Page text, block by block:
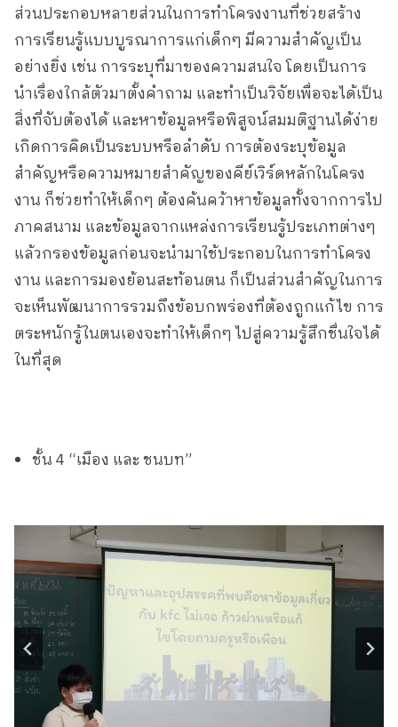
ส่วนประกอบหลายส่วนในการทำโครงงานที่ช่วยสร้าง
การเรียนรู้แบบบูรณาการแก่เด็กๆ มีความสำคัญเป็น
อย่างยิ่ง เช่น การระบุที่มาของความสนใจ โดยเป็นการ
นำเรื่องใกล้ตัวมาตั้งคำถาม และทำเป็นวิจัยเพื่อจะได้เป็น
สิ่งที่จับต้องได้ และหาข้อมูลหรือพิสูจน์สมมติฐานได้ง่าย
เกิดการคิดเป็นระบบหรือลำดับ การต้องระบุข้อมูล
สำคัญหรือความหมายสำคัญของคีย์เวิร์ดหลักในโครง
งาน ก็ช่วยทำให้เด็กๆ ต้องค้นคว้าหาข้อมูลทั้งจากการไป
ภาคสนาม และข้อมูลจากแหล่งการเรียนรู้ประเภทต่างๆ
แล้วกรองข้อมูลก่อนจะนำมาใช้ประกอบในการทำโครง
งาน และการมองย้อนสะท้อนตน ก็เป็นส่วนสำคัญในการ
จะเห็นพัฒนาการรวมถึงข้อบกพร่องที่ต้องถูกแก้ไข การ
ตระหนักรู้ในตนเองจะทำให้เด็กๆ ไปสู่ความรู้สึกชื่นใจได้
ในที่สุด
ชั้น 4 “เมือง และ ชนบท”